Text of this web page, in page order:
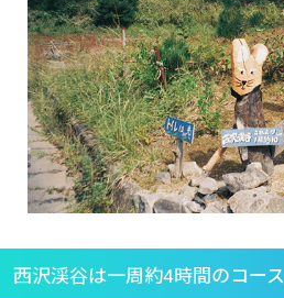
西沢渓谷は一周約4時間のコース